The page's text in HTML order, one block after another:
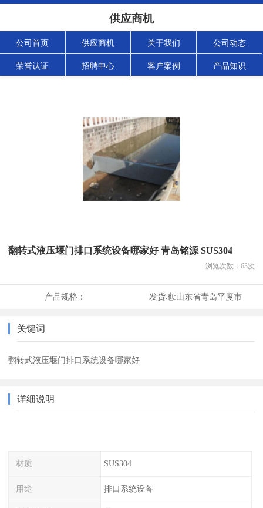
供应商机
公司首页 供应商机 关于我们 公司动态
荣誉认证 招聘中心 客户案例 产品知识
翻转式液压堰门排口系统设备哪家好 青岛铭源 SUS304
浏览次数： 63次
产品规格： 发货地:山东省青岛平度市
关键词
翻转式液压堰门排口系统设备哪家好
详细说明
材质 SUS304
用途 排口系统设备